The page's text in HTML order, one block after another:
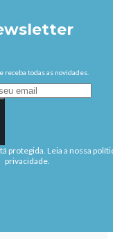
receba todas as novidades.
protegida. Leia a nossa
privacidade.